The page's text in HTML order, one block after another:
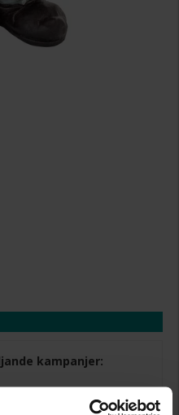
kampanjer:
Gäller på ordinarie priser och
Gäller så långt lagret